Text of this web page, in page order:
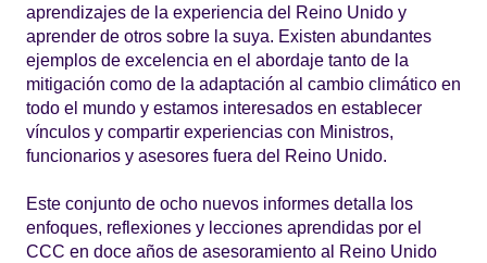
aprendizajes de la experiencia del Reino Unido y
aprender de otros sobre la suya. Existen abundantes
ejemplos de excelencia en el abordaje tanto de la
mitigación como de la adaptación al cambio climático en
todo el mundo y estamos interesados en establecer
vínculos y compartir experiencias con Ministros,
funcionarios y asesores fuera del Reino Unido.
Este conjunto de ocho nuevos informes detalla los
enfoques, reflexiones y lecciones aprendidas por el
CCC en doce años de asesoramiento al Reino Unido